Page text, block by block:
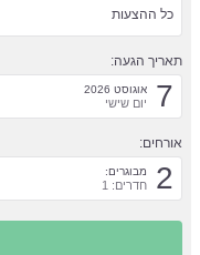
כל ההצעות
תאריך הגעה:
7 אוגוסט 2026
יום שישי
אורחים:
2 מבוגרים:
חדרים: 1